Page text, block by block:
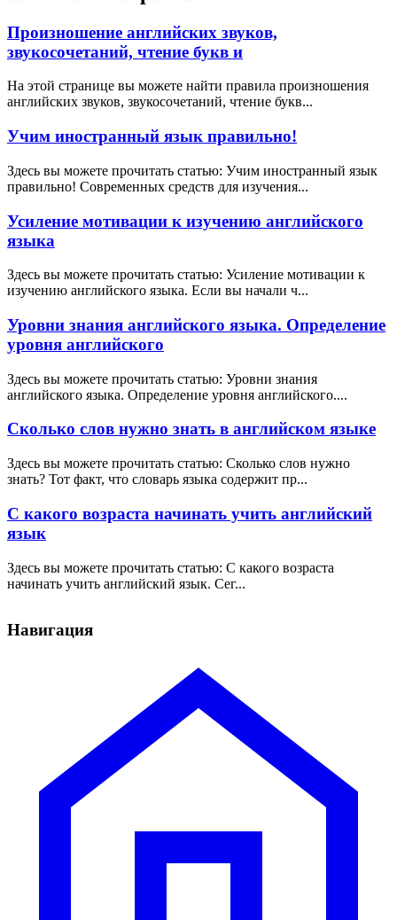
Произношение английских звуков,
звукосочетаний, чтение букв и
На этой странице вы можете найти правила произношения
английских звуков, звукосочетаний, чтение букв...
Учим иностранный язык правильно!
Здесь вы можете прочитать статью: Учим иностранный язык
правильно! Современных средств для изучения...
Усиление мотивации к изучению английского
языка
Здесь вы можете прочитать статью: Усиление мотивации к
изучению английского языка. Если вы начали ч...
Уровни знания английского языка. Определение
уровня английского
Здесь вы можете прочитать статью: Уровни знания
английского языка. Определение уровня английского....
Сколько слов нужно знать в английском языке
Здесь вы можете прочитать статью: Сколько слов нужно
знать? Тот факт, что словарь языка содержит пр...
С какого возраста начинать учить английский
язык
Здесь вы можете прочитать статью: С какого возраста
начинать учить английский язык. Сег...
Навигация